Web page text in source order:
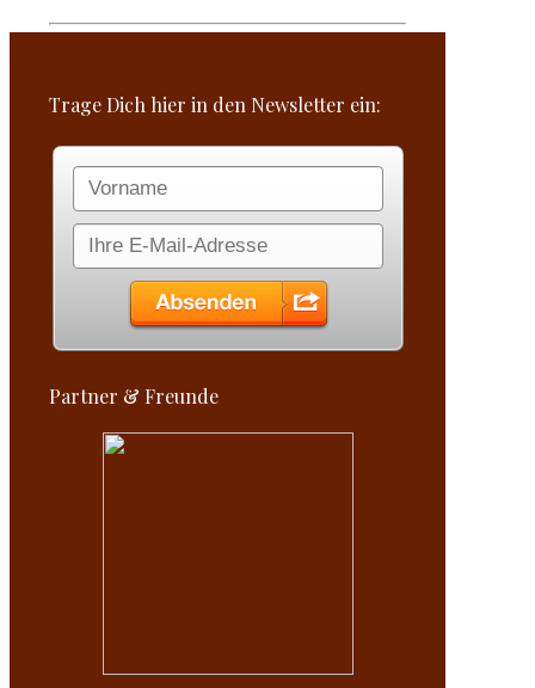
Trage Dich hier in den Newsletter ein:
Partner & Freunde